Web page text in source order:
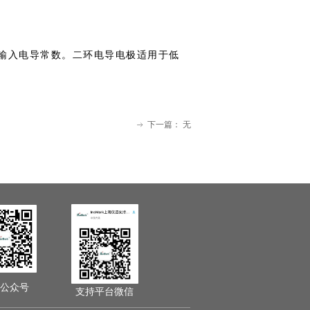
入电导常数。二环电导电极适用于低
ꁹ 下一篇： 无
众号 支持平台微信